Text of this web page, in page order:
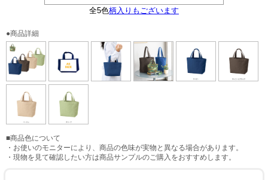
全5色柄入りもございます
A5サイズ対応
大きさイメージ
無地と柄入りがございます
●商品詳細
■商品色について
・お使いのモニターにより、商品の色味が実物と異なる場合があります。
・現物を見て確認したい方は商品サンプルのご購入をおすすめします。